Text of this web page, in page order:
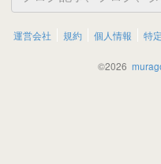
運営会社 規約 個人情報 特
©2026